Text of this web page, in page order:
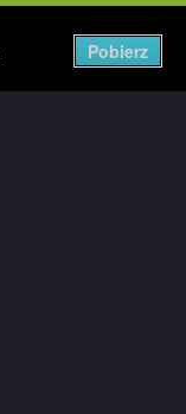
Pobierz